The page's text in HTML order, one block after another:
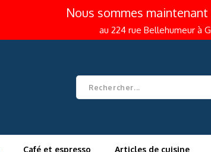
Nous sommes
au 224 rue Bellehumeur à
Café et espresso Articles de cuisine